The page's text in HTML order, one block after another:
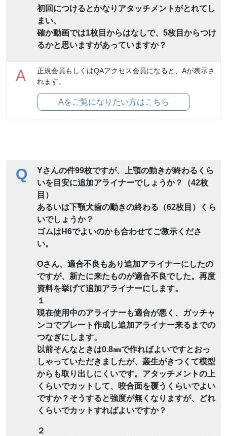
初回につけるとかなりアタッチメントがとれてし
まい、
確か動画では1枚目からはなしで、5枚目からつけ
るかと思いますがあっていますか？
A
正規会員もしくはQAアクセス会員になると、Aが表示さ
れます。
Aをご覧になりたい方はこちら
Q
Yさんの件99枚ですが、上顎の動きが終わるくら
いを目安に追加アライナーでしょうか？（42枚
目）
あるいは下顎犬歯の動きの終わる（62枚目）くら
いでしょうか？
ゴムはH6でよいのかも合わせてご教示くださ
い。
Oさん、適合不良もあり追加アライナーにしたの
ですが、新たに来たものが適合不良でした。再度
資料を挙げて追加アライナーにします。
１
現在使用中のアライナーも適合が悪く、ガッチャ
ンコでプレート作成し追加アライナー来るまでの
つなぎにします。
以前そんなときは0.8㎜で作ればよいですとおっ
しゃっていただきましたが、叢生がきつくて模型
からも取り出しにくいです。アタッチメントの上
くらいでカットして、咬合面を覆うくらいでよい
ですか？そうすると強度が無くなりますが、どれ
くらいでカットすればよいですか？
２